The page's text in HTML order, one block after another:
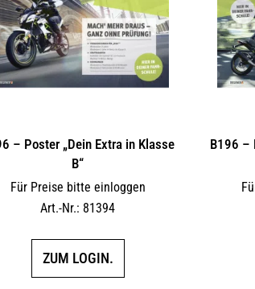
– Poster „Dein Extra in Klasse
B“
Für Preise bitte einloggen
Art.-Nr.: 81394
ZUM LOGIN.
B196 –